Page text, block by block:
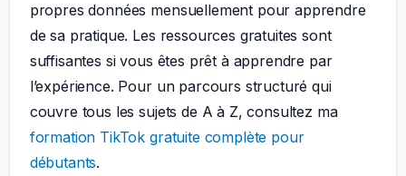
propres données mensuellement pour apprendre
de sa pratique. Les ressources gratuites sont
suffisantes si vous êtes prêt à apprendre par
l’expérience. Pour un parcours structuré qui
couvre tous les sujets de A à Z, consultez ma
formation TikTok gratuite complète pour
débutants.